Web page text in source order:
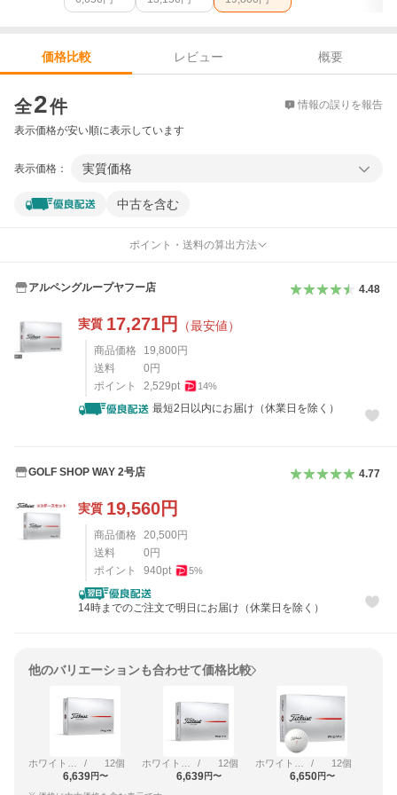
価格比較 レビュー
概要
全2件 情報の誤りを報告
表示価格が安い順に表示しています
表示価格： 実質価格
中古を含む
ポイント・送料の算出方法
アルペングループヤフー店 4.48
実質 17,271円 （最安値）
商品価格 19,800 円
送料
0 円
ポイント
2,529pt 14%
最短2日以内にお届け（休業日を除く）
GOLF SHOP WAY 2号店 4.77
実質 19,560円
商品価格 20,500 円
送料
0 円
ポイント
940pt 5%
14時までのご注文で明日にお届け（休業日を除く）
他のバリエーションも合わせて価格比較
/ 12個
6,639円〜
/ 12個
6,639円〜
/ 12個
6,650円〜